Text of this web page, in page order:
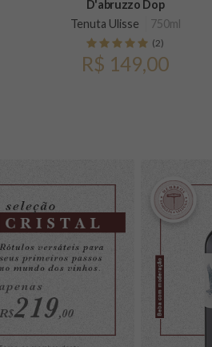
D'abruzzo Dop
Tenuta Ulisse
750ml
(2)
R$ 149,00